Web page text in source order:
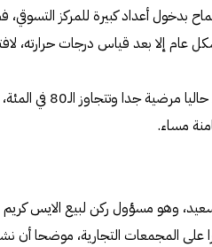
بدخول أعداد كبيرة للمركز التسوقي،
إلا بعد قياس درجات حرارته، لافتا
مساء.
وهو مسؤول ركن لبيع الايس كريم
على المجمعات التجارية، موضحا